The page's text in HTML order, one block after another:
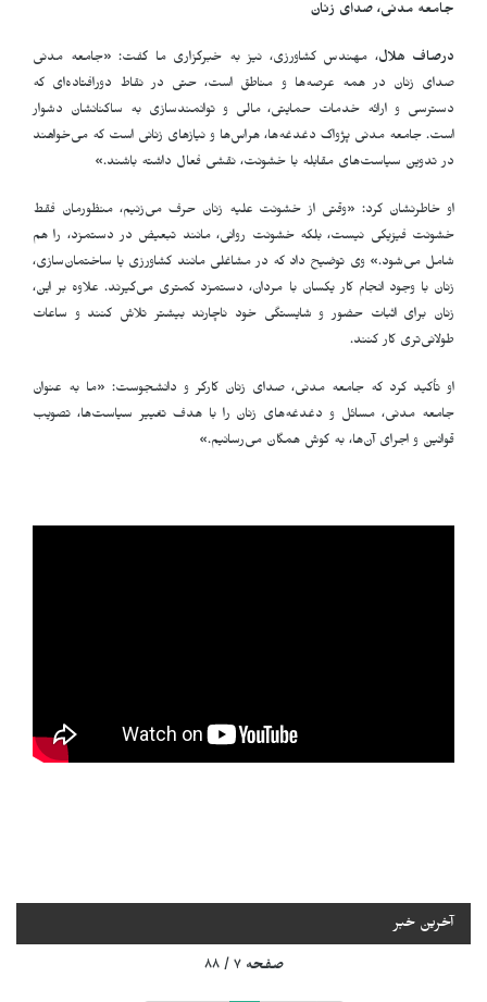
جامعه مدنی، صدای زنان
درصاف هلال، مهندس کشاورزی، نیز به خبرگزاری ما گفت: «جامعه مدنی
صدای زنان در همه عرصه‌ها و مناطق است، حتی در نقاط دورافتاده‌ای که
دسترسی و ارائه خدمات حمایتی، مالی و توانمندسازی به ساکنانشان دشوار
است. جامعه مدنی پژواک دغدغه‌ها، هراس‌ها و نیازهای زنانی است که می‌خواهند
در تدوین سیاست‌های مقابله با خشونت، نقشی فعال داشته باشند.»
او خاطرنشان کرد: «وقتی از خشونت علیه زنان حرف می‌زنیم، منظورمان فقط
خشونت فیزیکی نیست، بلکه خشونت روانی، مانند تبعیض در دستمزد، را هم
شامل می‌شود.» وی توضیح داد که در مشاغلی مانند کشاورزی یا ساختمان‌سازی،
زنان با وجود انجام کار یکسان با مردان، دستمزد کمتری می‌گیرند. علاوه بر این،
زنان برای اثبات حضور و شایستگی خود ناچارند بیشتر تلاش کنند و ساعات
طولانی‌تری کار کنند.
او تأکید کرد که جامعه مدنی، صدای زنان کارگر و دانشجوست: «ما به عنوان
جامعه مدنی، مسائل و دغدغه‌های زنان را با هدف تغییر سیاست‌ها، تصویب
قوانین و اجرای آن‌ها، به گوش همگان می‌رسانیم.»
آخرین خبر
صفحه ۷ / ۸۸